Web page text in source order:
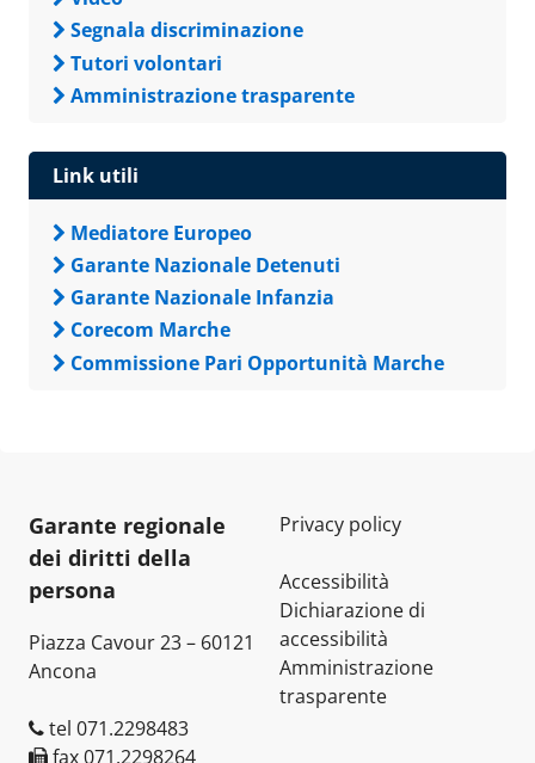
Segnala discriminazione
Tutori volontari
Amministrazione trasparente
Link utili
Mediatore Europeo
Garante Nazionale Detenuti
Garante Nazionale Infanzia
Corecom Marche
Commissione Pari Opportunità Marche
Garante regionale
dei diritti della
persona
Piazza Cavour 23 – 60121
Ancona
tel 071.2298483
fax 071.2298264
Privacy policy
Accessibilità
Dichiarazione di
accessibilità
Amministrazione
trasparente